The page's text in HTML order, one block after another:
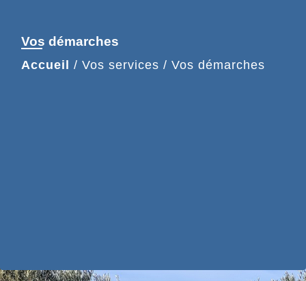
Vos démarches
Accueil / Vos services / Vos démarches